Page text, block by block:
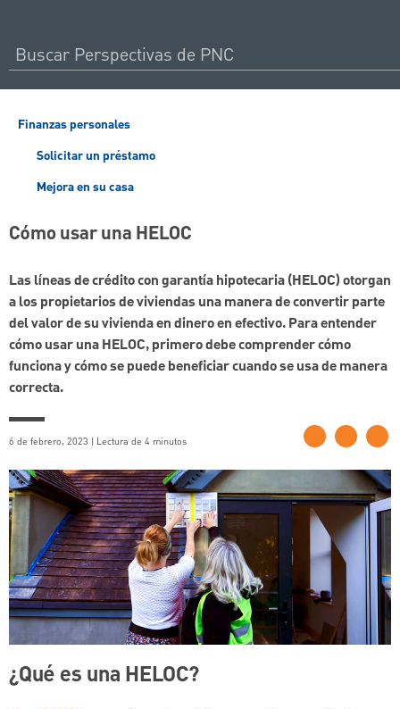
Finanzas personales
Solicitar un préstamo
Mejora en su casa
Cómo usar una HELOC
Las líneas de crédito con garantía hipotecaria (HELOC) otorgan
a los propietarios de viviendas una manera de convertir parte
del valor de su vivienda en dinero en efectivo. Para entender
cómo usar una HELOC, primero debe comprender cómo
funciona y cómo se puede beneficiar cuando se usa de manera
correcta.
6 de febrero, 2023 | Lectura de 4 minutos
¿Qué es una HELOC?